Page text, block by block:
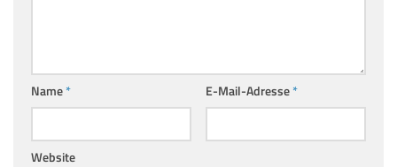
Name* E-Mail-Adresse*
Website